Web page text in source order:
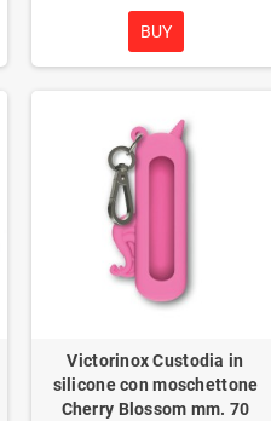
BUY
Victorinox Custodia in
silicone con moschettone
Cherry Blossom mm. 70